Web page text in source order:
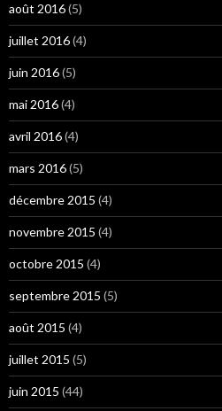
août 2016(5)
juillet 2016(4)
juin 2016(5)
mai 2016(4)
avril 2016(4)
mars 2016(5)
décembre 2015 (4)
novembre 2015 (4)
octobre 2015 (4)
septembre 2015 (5)
août 2015 (4)
juillet 2015 (5)
juin 2015 (44)